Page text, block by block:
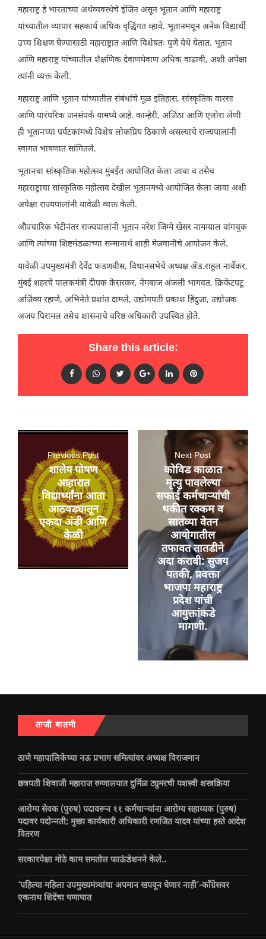
महाराष्ट्र हे भारताच्या अर्थव्यवस्थेचे इंजिन असून भूतान आणि महाराष्ट्र
यांच्यातील व्यापार सहकार्य अधिक वृद्धिंगत व्हावे. भूतानमधून अनेक विद्यार्थी
उच्च शिक्षण घेण्यासाठी महाराष्ट्रात आणि विशेषतः पुणे येथे येतात. भूतान
आणि महाराष्ट्र यांच्यातील शैक्षणिक देवाणघेवाण अधिक वाढावी, अशी अपेक्षा
त्यांनी व्यक्त केली.
महाराष्ट्र आणि भूतान यांच्यातील संबंधांचे मूळ इतिहास, सांस्कृतिक वारसा
आणि पारंपरिक जनसंपर्क यामध्ये आहे. कान्हेरी, अजिंठा आणि एलोरा लेणी
ही भूतानच्या पर्यटकांमध्ये विशेष लोकप्रिय ठिकाणे असल्याचे राज्यपालांनी
स्वागत भाषणात सांगितले.
भूतानचा सांस्कृतिक महोत्सव मुंबईत आयोजित केला जावा व तसेच
महाराष्ट्राचा सांस्कृतिक महोत्सव देखील भूतानमध्ये आयोजित केला जावा अशी
अपेक्षा राज्यपालांनी यावेळी व्यक्त केली.
औपचारिक भेटीनंतर राज्यपालांनी भूतान नरेश जिग्मे खेसर नामग्याल वांगचुक
आणि त्यांच्या शिष्टमंडळाच्या सन्मानार्थ शाही मेजवानीचे आयोजन केले.
यावेळी उपमुख्यमंत्री देवेंद्र फडणवीस, विधानसभेचे अध्यक्ष ॲड.राहुल नार्वेकर,
मुंबई शहरचे पालकमंत्री दीपक केसरकर, नेमबाज अंजली भागवत, क्रिकेटपटू
अजिंक्य रहाणे, अभिनेते प्रशांत दामले, उद्योगपती प्रकाश हिंदुजा, उद्योजक
अजय पिरामल तसेच शासनाचे वरिष्ठ अधिकारी उपस्थित होते.
Share this article:
Previous Post
शालेय पोषण
आहारात
विद्यार्थ्यांना आता
आठवड्यातून
एकदा अंडी आणि
केळी
Next Post
कोविड काळात
मृत्यु पावलेल्या
सफाई कर्मचाऱ्यांची
थकीत रक्कम व
सातव्या वेतन
आयोगातील
तफावत तातडीने
अदा करावी: सुजय
पतकी, प्रवक्ता
भाजपा महाराष्ट्र
प्रदेश यांची
आयुक्तांकडे
मागणी.
ताजी बातमी
ठाणे महापालिकेच्या नऊ प्रभाग समित्यांवर अध्यक्ष विराजमान
छत्रपती शिवाजी महाराज रुग्णालयात दुर्मिळ ट्युमरची यशस्वी शस्त्रक्रिया
आरोग्य सेवक (पुरुष) पदावरून ११ कर्मचाऱ्यांना आरोग्य सहाय्यक (पुरुष)
पदावर पदोन्नती; मुख्य कार्यकारी अधिकारी रणजित यादव यांच्या हस्ते आदेश
वितरण
सरकारपेक्षा मोठे काम समतोल फाऊंडेशनने केले..
‘पहिल्या महिला उपमुख्यमंत्र्यांचा अपमान खपवून घेणार नाही’-काँग्रेसवर
एकनाथ शिंदेंचा घणाघात